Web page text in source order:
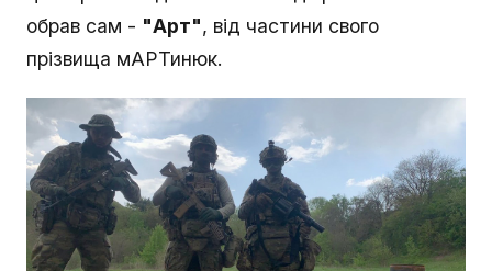
обрав сам - "Арт", від частини свого
прізвища мАРТинюк.